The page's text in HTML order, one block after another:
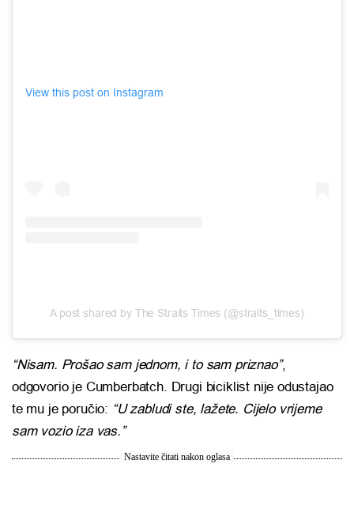
View this post on Instagram
A post shared by The Straits Times (@straits_times)
“Nisam. Prošao sam jednom, i to sam priznao”,
odgovorio je Cumberbatch. Drugi biciklist nije odustajao
te mu je poručio: “U zabludi ste, lažete. Cijelo vrijeme
sam vozio iza vas.”
Nastavite čitati nakon oglasa